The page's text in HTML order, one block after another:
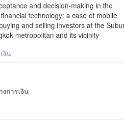
and decision-making in the
technology: a case of mobile
and selling investors at the
metropolitan and its vicinity
งิน
การเงิน